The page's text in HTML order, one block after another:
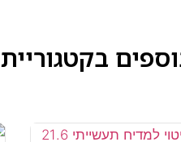
בקטגוריית